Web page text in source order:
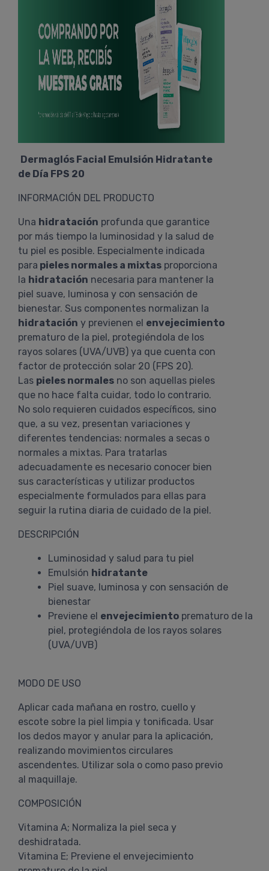
Dermaglós Facial Emulsión Hidratante
de Día FPS 20
INFORMACIÓN DEL PRODUCTO
Una hidratación profunda que garantice
por más tiempo la luminosidad y la salud de
tu piel es posible. Especialmente indicada
para pieles normales a mixtas proporciona
la hidratación necesaria para mantener la
piel suave, luminosa y con sensación de
bienestar. Sus componentes normalizan la
hidratación y previenen el envejecimiento
prematuro de la piel, protegiéndola de los
rayos solares (UVA/UVB) ya que cuenta con
factor de protección solar 20 (FPS 20).
Las pieles normales no son aquellas pieles
que no hace falta cuidar, todo lo contrario.
No solo requieren cuidados específicos, sino
que, a su vez, presentan variaciones y
diferentes tendencias: normales a secas o
normales a mixtas. Para tratarlas
adecuadamente es necesario conocer bien
sus características y utilizar productos
especialmente formulados para ellas para
seguir la rutina diaria de cuidado de la piel.
DESCRIPCIÓN
Luminosidad y salud para tu piel
Emulsión hidratante
Piel suave, luminosa y con sensación de
bienestar
Previene el envejecimiento prematuro de la
piel, protegiéndola de los rayos solares
(UVA/UVB)
MODO DE USO
Aplicar cada mañana en rostro, cuello y
escote sobre la piel limpia y tonificada. Usar
los dedos mayor y anular para la aplicación,
realizando movimientos circulares
ascendentes. Utilizar sola o como paso previo
al maquillaje.
COMPOSICIÓN
Vitamina A; Normaliza la piel seca y
deshidratada.
Vitamina E; Previene el envejecimiento